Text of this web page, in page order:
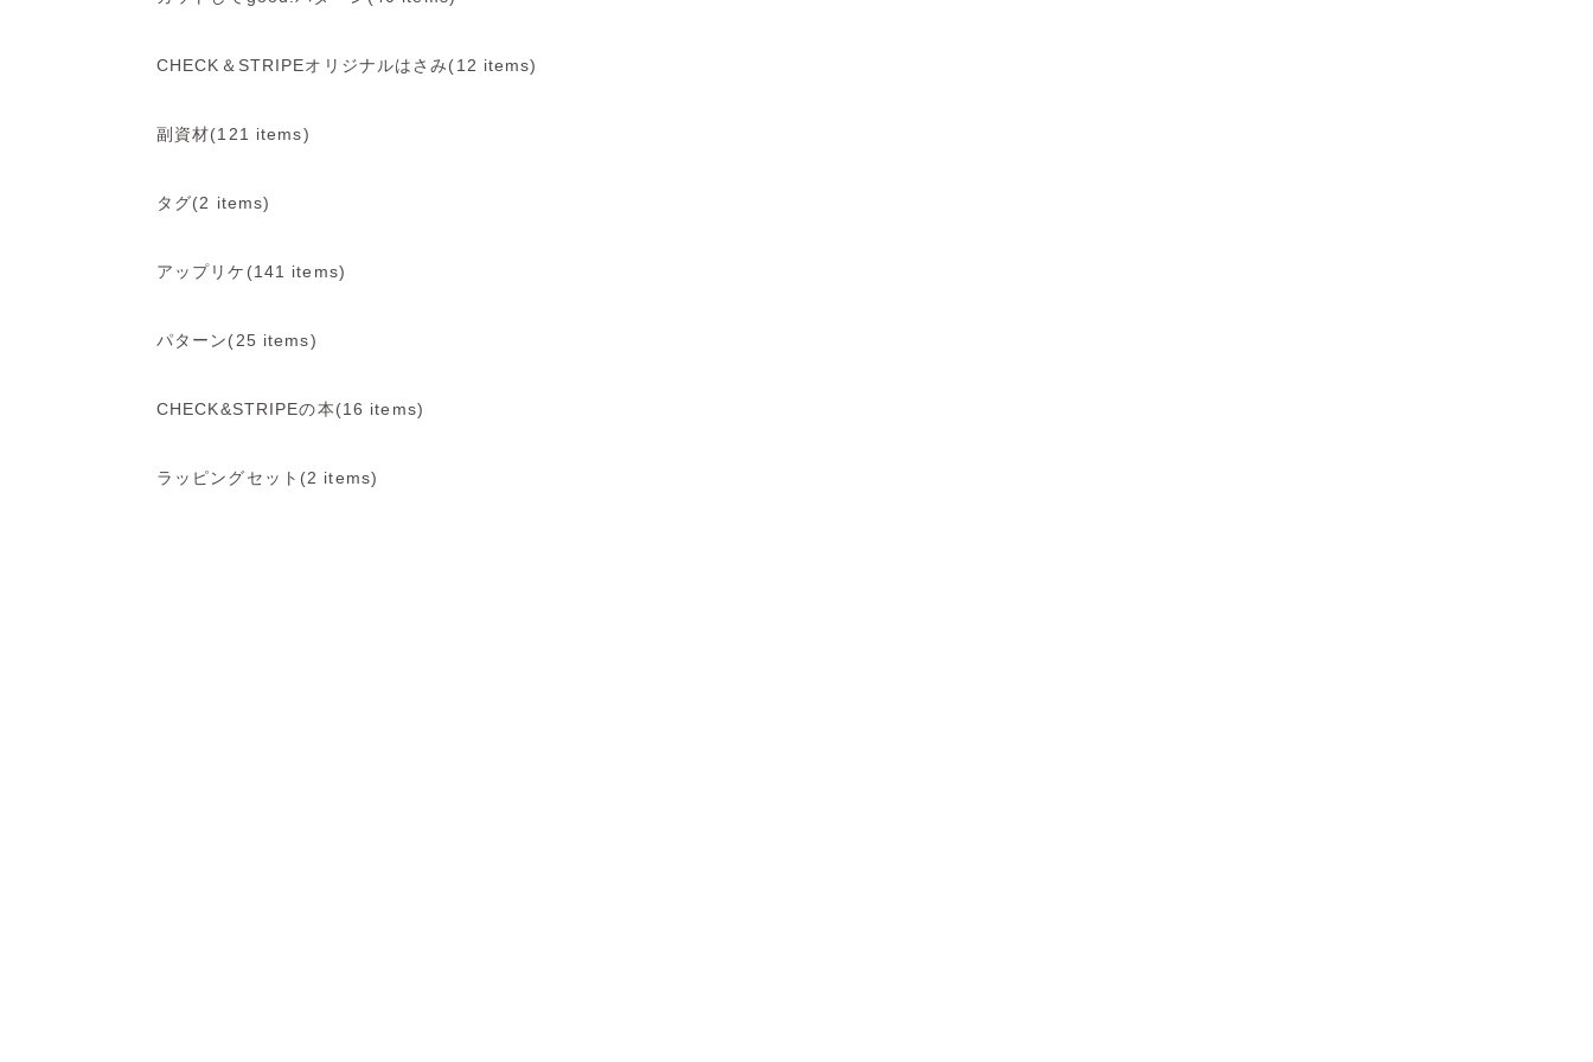
CHECK＆STRIPEオリジナルはさみ(12 items)
副資材(121 items)
タグ(2 items)
アップリケ(141 items)
パターン(25 items)
CHECK&STRIPEの本(16 items)
ラッピングセット(2 items)